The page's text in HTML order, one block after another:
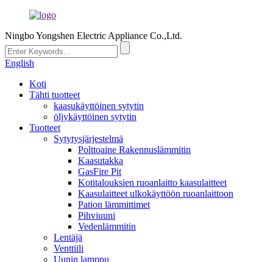
Ningbo Yongshen Electric Appliance Co.,Ltd.
English
Koti
Tähti tuotteet
kaasukäyttöinen sytytin
öljykäyttöinen sytytin
Tuotteet
Sytytysjärjestelmä
Polttoaine Rakennuslämmitin
Kaasutakka
GasFire Pit
Kotitalouksien ruoanlaitto kaasulaitteet
Kaasulaitteet ulkokäyttöön ruoanlaittoon
Pation lämmittimet
Pihviuuni
Vedenlämmitin
Lentäjä
Venttiili
Uunin lamppu